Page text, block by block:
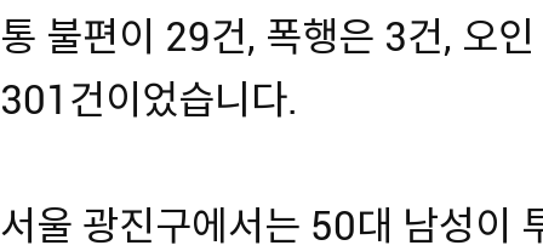
통 불편이 29건, 폭행은 3건, 오
301건이었습니다.
서울 광진구에서는 50대 남성이